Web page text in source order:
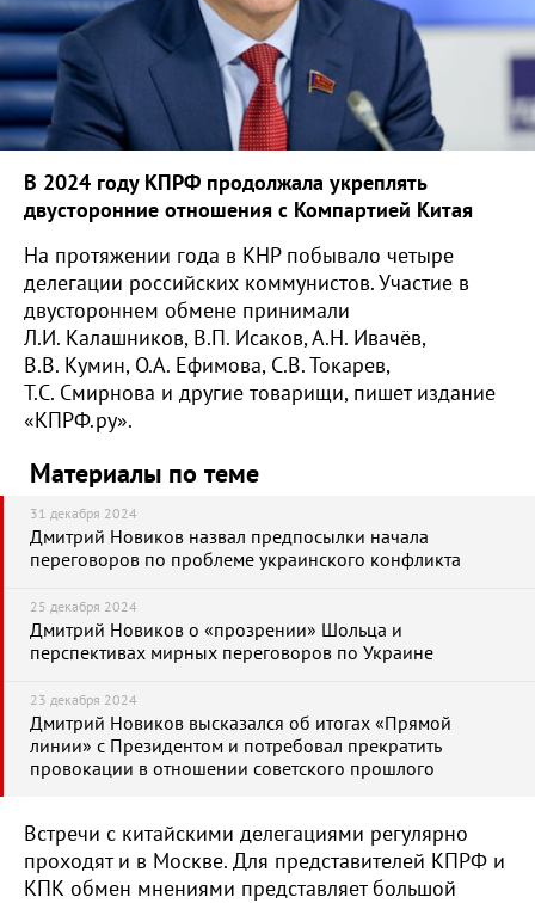
В 2024 году КПРФ продолжала укреплять
двусторонние отношения с Компартией Китая
На протяжении года в КНР побывало четыре
делегации российских коммунистов. Участие в
двустороннем обмене принимали
Л.И. Калашников, В.П. Исаков, А.Н. Ивачёв,
В.В. Кумин, О.А. Ефимова, С.В. Токарев,
Т.С. Смирнова и другие товарищи, пишет издание
«КПРФ.ру».
Материалы по теме
31 декабря 2024
Дмитрий Новиков назвал предпосылки начала
переговоров по проблеме украинского конфликта
25 декабря 2024
Дмитрий Новиков о «прозрении» Шольца и
перспективах мирных переговоров по Украине
23 декабря 2024
Дмитрий Новиков высказался об итогах «Прямой
линии» с Президентом и потребовал прекратить
провокации в отношении советского прошлого
Встречи с китайскими делегациями регулярно
проходят и в Москве. Для представителей КПРФ и
КПК обмен мнениями представляет большой